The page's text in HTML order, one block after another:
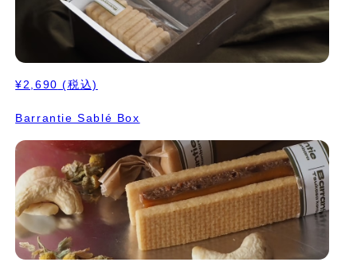
¥2,690 (税込)
Barrantie Sablé Box